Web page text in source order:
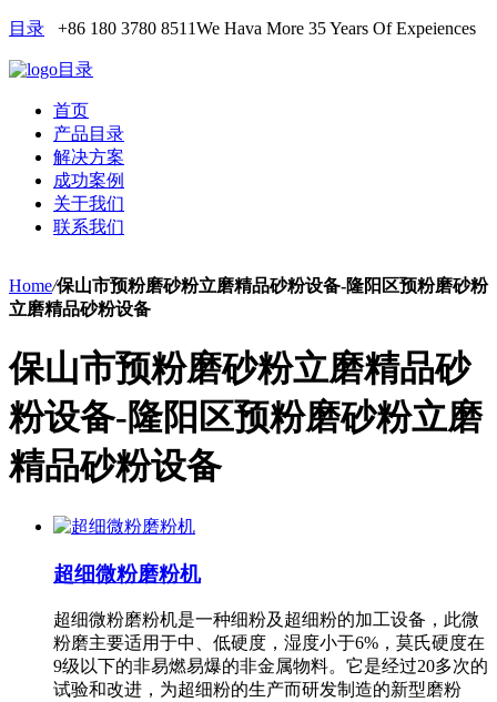
目录 +86 180 3780 8511We Hava More 35 Years Of Expeiences
目录
首页
产品目录
解决方案
成功案例
关于我们
联系我们
Home/保山市预粉磨砂粉立磨精品砂粉设备-隆阳区预粉磨砂粉
立磨精品砂粉设备
保山市预粉磨砂粉立磨精品砂
粉设备-隆阳区预粉磨砂粉立磨
精品砂粉设备
超细微粉磨粉机
超细微粉磨粉机是一种细粉及超细粉的加工设备，此微
粉磨主要适用于中、低硬度，湿度小于6%，莫氏硬度在
9级以下的非易燃易爆的非金属物料。它是经过20多次的
试验和改进，为超细粉的生产而研发制造的新型磨粉